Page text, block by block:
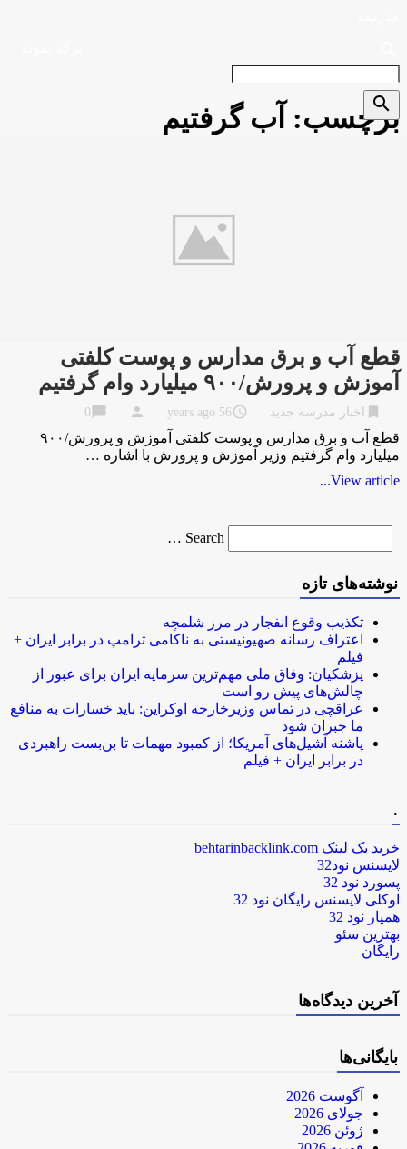
برچسب: آب گرفتیم
قطع آب و برق مدارس و پوست کلفتی
آموزش و پرورش/۹۰۰ میلیارد وام گرفتیم
اخبار مدرسه جدید access_time
56 years ago
person
chat_bubble
قطع آب و برق مدارس و پوست کلفتی آموزش و پرورش/۹۰۰
میلیارد وام گرفتیم وزیر آموزش و پرورش با اشاره …
View article...
for
Search …
search
نوشته‌های تازه
تکذیب وقوع انفجار در مرز شلمچه
اعتراف رسانه صهیونیستی به ناکامی ترامپ در برابر ایران +
فیلم
پزشکیان: وفاق ملی مهم‌ترین سرمایه ایران برای عبور از
چالش‌های پیش رو است
عراقچی در تماس وزیرخارجه اوکراین: باید خسارات به منافع
ما جبران شود
پاشنه آشیل‌های آمریکا؛ از کمبود مهمات تا بن‌بست راهبردی
در برابر ایران + فیلم
خرید بک لینک behtarinbacklink.com
لایسنس نود32
پسورد نود 32
اوکلی لایسنس رایگان نود 32
همیار نود 32
بهترین سئو
رایگان
آخرین دیدگاه‌ها
بایگانی‌ها
آگوست 2026
جولای 2026
ژوئن 2026